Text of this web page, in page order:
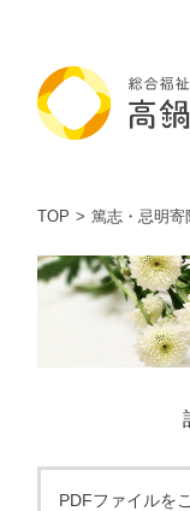
TOP 篤志・忌明寄
PDFファイルを